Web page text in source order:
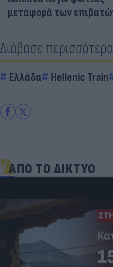
μεταφορά των
Διάβασε περισσότερα
Ελλάδα Hellenic Train
ΑΠΟ ΤΟ ΔΙΚΤΥΟ